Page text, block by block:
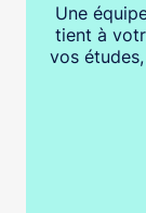
Une
tient à
vos